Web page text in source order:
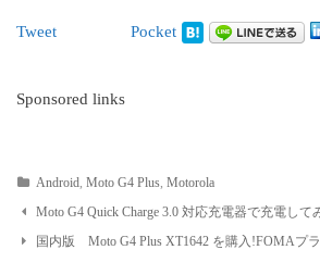
Tweet Pocket
Sponsored links
Android Moto G4 Plus Motorola
Post
Moto G4 Quick Charge 3.0 対応充電器で充電して
国内版 Moto G4 Plus XT1642 を購入!FOMAプ